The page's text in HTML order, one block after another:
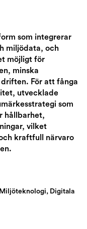
Digitala
som integrerar
miljödata, och
möjligt för
minska
För att fånga
utvecklade
som
hållbarhet,
vilket
kraftfull närvaro